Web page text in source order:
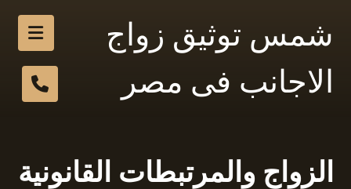
شمس توثيق زواج
الاجانب فى مصر
الزواج والمرتبطات القانونية